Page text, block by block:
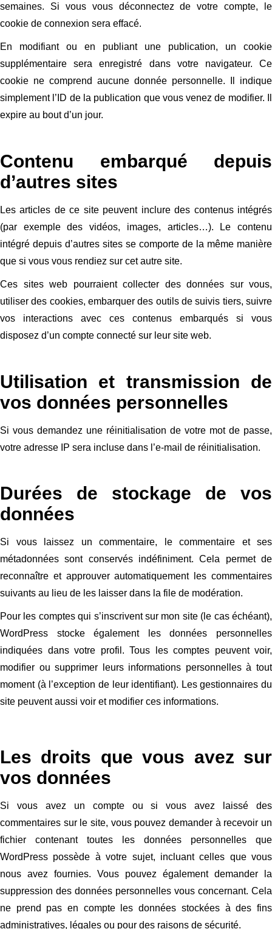
semaines. Si vous vous déconnectez de votre compte, le
cookie de connexion sera effacé.
En modifiant ou en publiant une publication, un cookie
supplémentaire sera enregistré dans votre navigateur. Ce
cookie ne comprend aucune donnée personnelle. Il indique
simplement l’ID de la publication que vous venez de modifier. Il
expire au bout d’un jour.
Contenu embarqué depuis
d’autres sites
Les articles de ce site peuvent inclure des contenus intégrés
(par exemple des vidéos, images, articles…). Le contenu
intégré depuis d’autres sites se comporte de la même manière
que si vous vous rendiez sur cet autre site.
Ces sites web pourraient collecter des données sur vous,
utiliser des cookies, embarquer des outils de suivis tiers, suivre
vos interactions avec ces contenus embarqués si vous
disposez d’un compte connecté sur leur site web.
Utilisation et transmission de
vos données personnelles
Si vous demandez une réinitialisation de votre mot de passe,
votre adresse IP sera incluse dans l’e-mail de réinitialisation.
Durées de stockage de vos
données
Si vous laissez un commentaire, le commentaire et ses
métadonnées sont conservés indéfiniment. Cela permet de
reconnaître et approuver automatiquement les commentaires
suivants au lieu de les laisser dans la file de modération.
Pour les comptes qui s’inscrivent sur mon site (le cas échéant),
WordPress stocke également les données personnelles
indiquées dans votre profil. Tous les comptes peuvent voir,
modifier ou supprimer leurs informations personnelles à tout
moment (à l’exception de leur identifiant). Les gestionnaires du
site peuvent aussi voir et modifier ces informations.
Les droits que vous avez sur
vos données
Si vous avez un compte ou si vous avez laissé des
commentaires sur le site, vous pouvez demander à recevoir un
fichier contenant toutes les données personnelles que
WordPress possède à votre sujet, incluant celles que vous
nous avez fournies. Vous pouvez également demander la
suppression des données personnelles vous concernant. Cela
ne prend pas en compte les données stockées à des fins
administratives, légales ou pour des raisons de sécurité.